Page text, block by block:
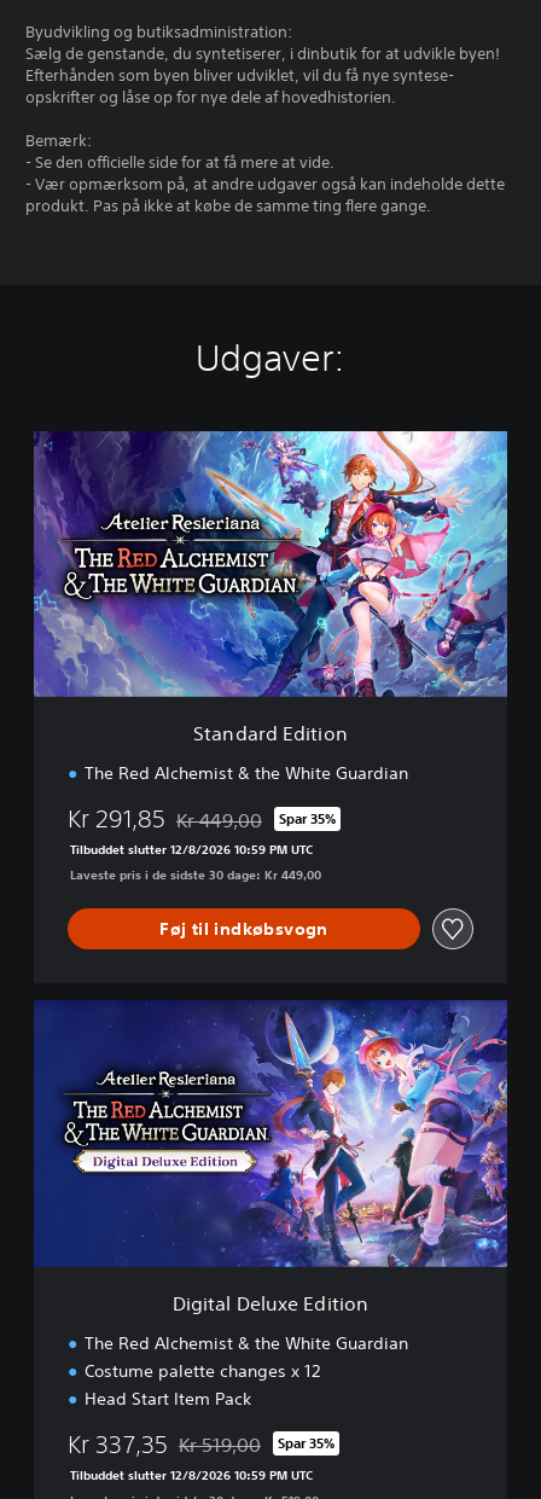
Byudvikling og butiksadministration:
Sælg de genstande, du syntetiserer, i dinbutik for at udvikle byen!
Efterhånden som byen bliver udviklet, vil du få nye syntese-
opskrifter og låse op for nye dele af hovedhistorien.
Bemærk:
- Se den officielle side for at få mere at vide.
- Vær opmærksom på, at andre udgaver også kan indeholde dette
produkt. Pas på ikke at købe de samme ting flere gange.
Udgaver:
S
a
n
r
d
t
Standard Edition
The Red Alchemist & the White Guardian
Kr 291,85 Nedsat fra den normale pris på Kr 449,00
Kr 449,00 Spar 35%
Tilbuddet slutter 12/8/2026 10:59 PM UTC
Laveste pris i de sidste 30 dage: Kr 449,00
Føj til indkøbsvogn
x
Digital Deluxe Edition
The Red Alchemist & the White Guardian
Costume palette changes x 12
Head Start Item Pack
Kr 337,35 Nedsat fra den normale pris på Kr 519,00
Kr 519,00 Spar 35%
Tilbuddet slutter 12/8/2026 10:59 PM UTC